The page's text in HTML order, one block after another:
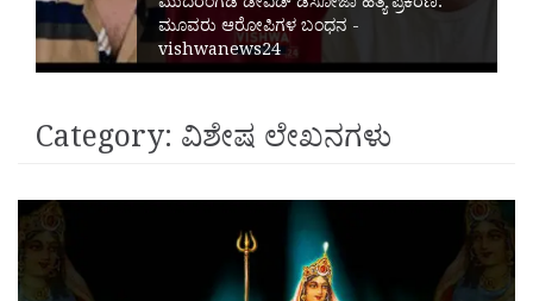
ಮೂವರು ಆರೋಪಿಗಳ ಬಂಧನ -
vishwanews24
Category: ವಿಶೇಷ ಲೇಖನಗಳು